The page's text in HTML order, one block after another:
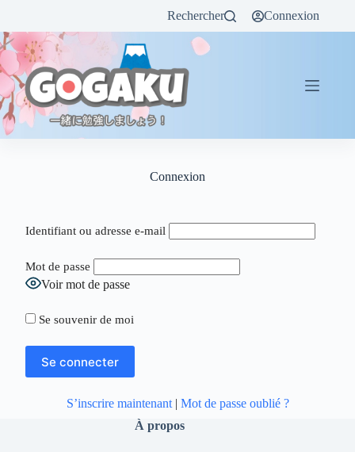
Rechercher Connexion
Connexion
Identifiant ou adresse e-mail
Mot de passe
Voir mot de passe
Se souvenir de moi
S’inscrire maintenant| Mot de passe oublié ?
À propos